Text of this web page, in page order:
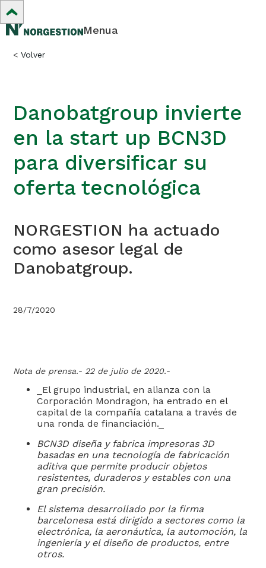
Menua
< Volver
Danobatgroup invierte
en la start up BCN3D
para diversificar su
oferta tecnológica
NORGESTION ha actuado
como asesor legal de
Danobatgroup.
28/7/2020
Nota de prensa.- 22 de julio de 2020.-
‍_El grupo industrial, en alianza con la
Corporación Mondragon, ha entrado en el
capital de la compañía catalana a través de
una ronda de financiación._
BCN3D diseña y fabrica impresoras 3D
basadas en una tecnología de fabricación
aditiva que permite producir objetos
resistentes, duraderos y estables con una
gran precisión.
El sistema desarrollado por la firma
barcelonesa está dirigido a sectores como la
electrónica, la aeronáutica, la automoción, la
ingeniería y el diseño de productos, entre
otros.